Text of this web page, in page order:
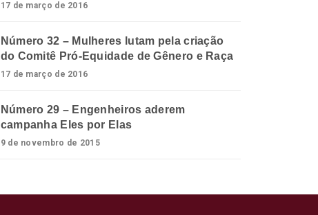
17 de março de 2016
Número 32 – Mulheres lutam pela criação
do Comitê Pró-Equidade de Gênero e Raça
17 de março de 2016
Número 29 – Engenheiros aderem
campanha Eles por Elas
9 de novembro de 2015